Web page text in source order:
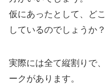
仮にあったとして、ど
しているのでしょうか？
実際には全て縦割りで
ークがあります。